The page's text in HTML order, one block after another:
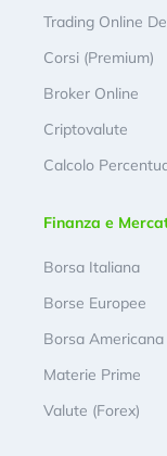
Trading Online
Corsi (Premium)
Broker Online
Criptovalute
Calcolo
Finanza e
Borsa Italiana
Borse Europee
Borsa Americana
Materie Prime
Valute (Forex)